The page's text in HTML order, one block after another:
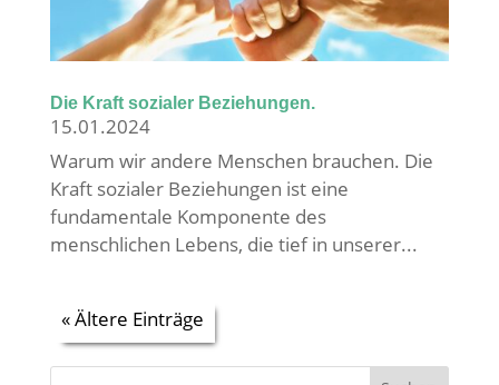
Die Kraft sozialer Beziehungen.
15.01.2024
Warum wir andere Menschen brauchen. Die
Kraft sozialer Beziehungen ist eine
fundamentale Komponente des
menschlichen Lebens, die tief in unserer...
« Ältere Einträge